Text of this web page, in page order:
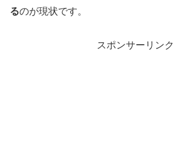
るのが現状です。
スポンサーリンク